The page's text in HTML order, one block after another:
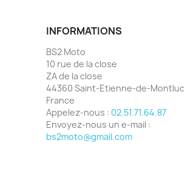
INFORMATIONS
BS2 Moto
10 rue de la close
ZA de la close
44360 Saint-Etienne-de-Montluc
France
Appelez-nous : 02.51.71.64.87
Envoyez-nous un e-mail :
bs2moto@gmail.com